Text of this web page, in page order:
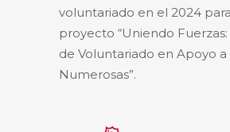
voluntariado en el 2024
proyecto “Uniendo
de Voluntariado en Apoyo a
Numerosas”.